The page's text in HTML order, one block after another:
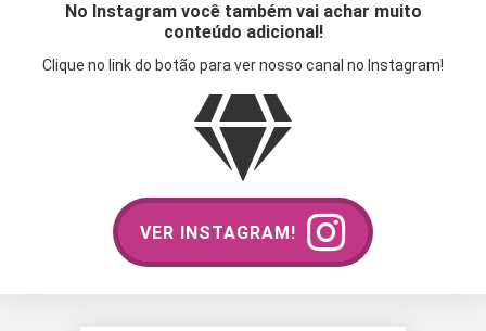
No Instagram você também vai achar muito
conteúdo adicional!
Clique no link do botão para ver nosso canal no Instagram!
VER INSTAGRAM!